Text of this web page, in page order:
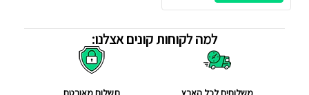
למה לקוחות קונים אצלנו: